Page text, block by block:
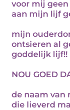
voor mij
aan mijn lijf
mijn
ontsieren al
goddelijk lijf!!
NOU GOED
de naam van
die lieverd